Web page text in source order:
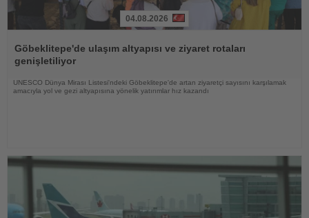
Oku
04.08.2026
Göbeklitepe'de ulaşım altyapısı ve ziyaret rotaları
genişletiliyor
UNESCO Dünya Mirası Listesi'ndeki Göbeklitepe'de artan ziyaretçi sayısını karşılamak
amacıyla yol ve gezi altyapısına yönelik yatırımlar hız kazandı